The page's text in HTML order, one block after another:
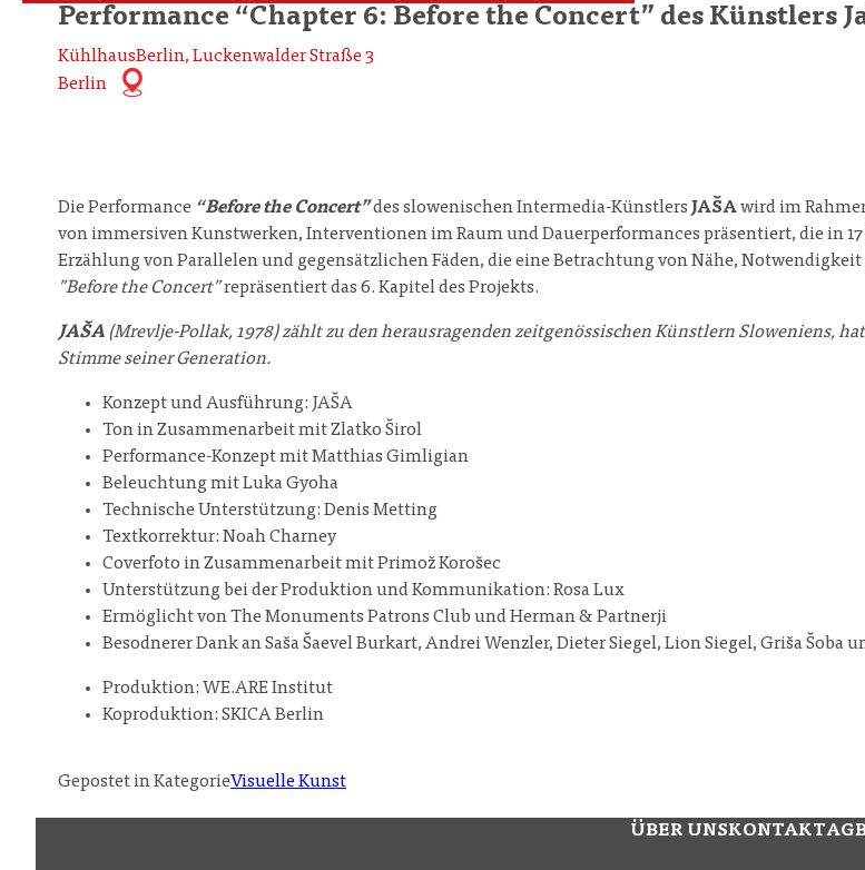
Performance “Chapter 6: Before the Concert” des Künstlers
KühlhausBerlin, Luckenwalder Straße 3
Berlin
Die Performance “Before the Concert”des slowenischen Intermedia-Künstlers JAŠAwird im
von immersiven Kunstwerken, Interventionen im Raum und Dauerperformances präsentiert, die in
Erzählung von Parallelen und gegensätzlichen Fäden, die eine Betrachtung von Nähe,
”Before the Concert”repräsentiert das 6. Kapitel des Projekts.
JAŠA (Mrevlje-Pollak, 1978) zählt zu den herausragenden zeitgenössischen Künstlern Sloweniens,
Stimme seiner Generation.
Konzept und Ausführung: JAŠA
Ton in Zusammenarbeit mit Zlatko Širol
Performance-Konzept mit Matthias Gimligian
Beleuchtung mit Luka Gyoha
Technische Unterstützung: Denis Metting
Textkorrektur: Noah Charney
Coverfoto in Zusammenarbeit mit Primož Korošec
Unterstützung bei der Produktion und Kommunikation: Rosa Lux
Ermöglicht von The Monuments Patrons Club und Herman & Partnerji
Besodnerer Dank an Saša Šaevel Burkart, Andrei Wenzler, Dieter Siegel, Lion Siegel, Griša Šoba
Produktion: WE.ARE Institut
Koproduktion: SKICA Berlin
Gepostet in KategorieVisuelle Kunst
ÜBER UNSKONTAKT